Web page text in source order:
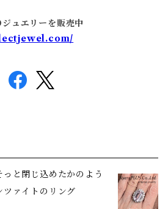
ュエリーを販売中
と閉じ込めたかのよう
ァイトのリング